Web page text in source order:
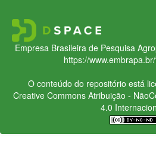
Empresa Brasileira de Pesquisa
https://
O conteúdo do repositório está
Creative CommonsAtribuição -
4.0